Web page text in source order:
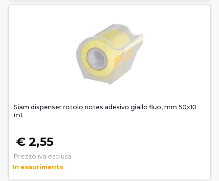
Siam dispenser rotolo notes adesivo giallo fluo, mm 50x10
mt
€ 2,55
Prezzo iva esclusa
In esaurimento